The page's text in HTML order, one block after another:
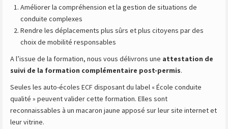
Améliorer la compréhension et la gestion de situations de
conduite complexes
Rendre les déplacements plus sûrs et plus citoyens par des
choix de mobilité responsables
A l’issue de la formation, nous vous délivrons une attestation de
suivi de la formation complémentaire post-permis.
Seules les auto-écoles ECF disposant du label « École conduite
qualité » peuvent valider cette formation. Elles sont
reconnaissables à un macaron jaune apposé sur leur site internet et
leur vitrine.